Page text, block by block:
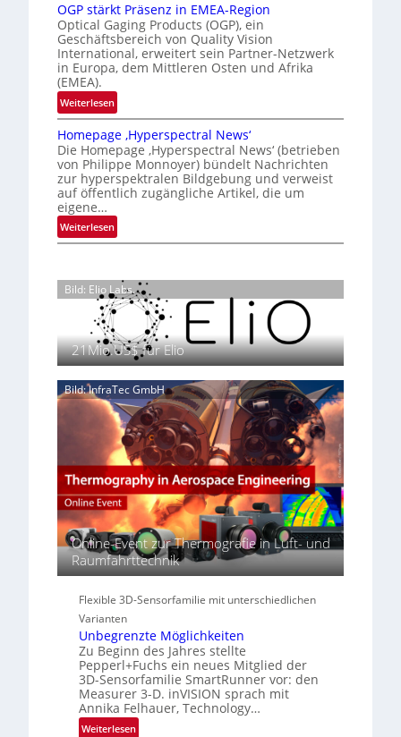
n
g
e
K
o
n
o
l
l
e
o
n
a
l
i
s
i
o
n
N
h
0
2
6
l
a
n
d
e
t
e
i
l
i
g
t
c
h
a
n
S
e
r
e
a
c
t
S
e
r
i
e
s
B
-
R
u
n
d
e
OGP stärkt Präsenz in EMEA-Region
Optical Gaging Products (OGP), ein
Geschäftsbereich von Quality Vision
International, erweitert sein Partner-Netzwerk
in Europa, dem Mittleren Osten und Afrika
(EMEA).
Weiterlesen:
O
G
P
s
t
r
k
r
ä
e
n
i
n
E
M
E
A
-
R
e
g
i
o
n
Homepage ‚Hyperspectral News‘
Die Homepage ‚Hyperspectral News‘ (betrieben
von Philippe Monnoyer) bündelt Nachrichten
zur hyperspektralen Bildgebung und verweist
auf öffentlich zugängliche Artikel, die um
eigene…
Weiterlesen:
H
m
e
p
a
g
e
‚
H
y
p
e
r
s
p
e
c
t
r
l
N
e
w
s
‘
Bild: Elio Labs.
21Mio.US$ für Elio
Bild: InfraTec GmbH
Online-Event zur Thermografie in Luft- und
Raumfahrttechnik
Flexible 3D-Sensorfamilie mit unterschiedlichen
Varianten
Unbegrenzte Möglichkeiten
Zu Beginn des Jahres stellte
Pepperl+Fuchs ein neues Mitglied der
3D-Sensorfamilie SmartRunner vor: den
Measurer 3-D. inVISION sprach mit
Annika Felhauer, Technology…
Weiterlesen: